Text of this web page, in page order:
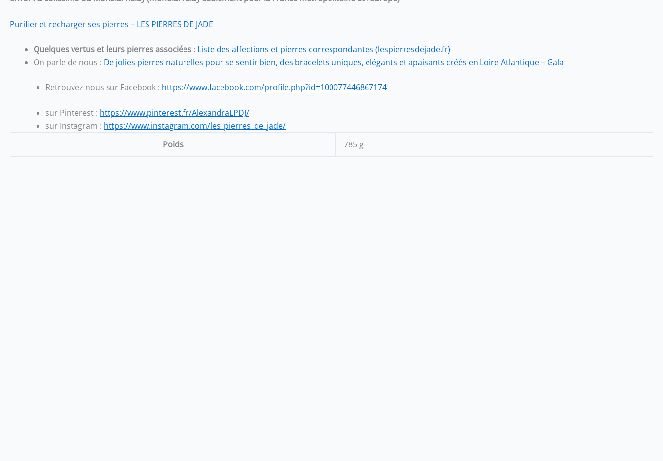
Purifier et recharger ses pierres – LES PIERRES DE JADE
Quelques vertus et leurs pierres associées : Liste des affections et pierres correspondantes (lespierresdejade.fr)
On parle de nous : De jolies pierres naturelles pour se sentir bien, des bracelets uniques, élégants et apaisants créés en Loire Atlantique – Gala
Retrouvez nous sur Facebook : https://www.facebook.com/profile.php?id=100077446867174
sur Pinterest : https://www.pinterest.fr/AlexandraLPDJ/
sur Instagram : https://www.instagram.com/les_pierres_de_jade/
Poids
785 g